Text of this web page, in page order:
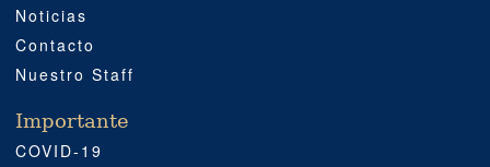
Noticias
Contacto
Nuestro Staff
Importante
COVID-19